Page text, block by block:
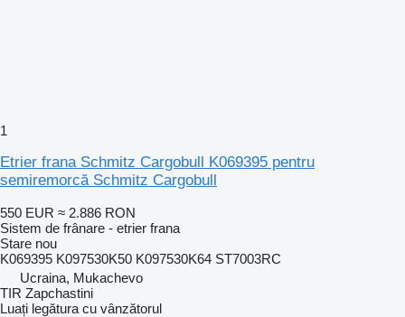
1
Etrier frana Schmitz Cargobull K069395 pentru
semiremorcă Schmitz Cargobull
550 EUR ≈ 2.886 RON
Sistem de frânare - etrier frana
Stare nou
K069395 K097530K50 K097530K64 ST7003RC
Ucraina, Mukachevo
TIR Zapchastini
Luați legătura cu vânzătorul